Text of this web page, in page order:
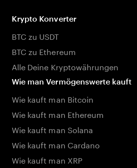
Krypto Konverter
BTC zu USDT
BTC zu Ethereum
Alle Deine Kryptowährungen
Wie man Vermögenswerte kauft
Wie kauft man Bitcoin
Wie kauft man Ethereum
Wie kauft man Solana
Wie kauft man Cardano
Wie kauft man XRP